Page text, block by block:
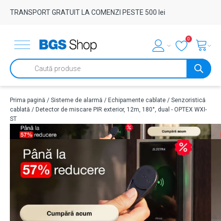
TRANSPORT GRATUIT LA COMENZI PESTE 500 lei
0
Products
search
Prima pagină / Sisteme de alarmă / Echipamente cablate / Senzoristică
cablată / Detector de miscare PIR exterior, 12m, 180°, dual - OPTEX WXI-
ST